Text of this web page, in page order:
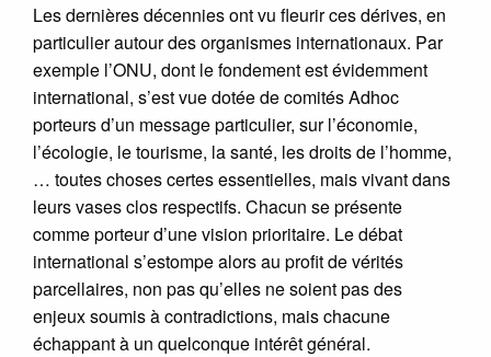
Les dernières décennies ont vu fleurir ces dérives, en
particulier autour des organismes internationaux. Par
exemple l’ONU, dont le fondement est évidemment
international, s’est vue dotée de comités Adhoc
porteurs d’un message particulier, sur l’économie,
l’écologie, le tourisme, la santé, les droits de l’homme,
… toutes choses certes essentielles, mais vivant dans
leurs vases clos respectifs. Chacun se présente
comme porteur d’une vision prioritaire. Le débat
international s’estompe alors au profit de vérités
parcellaires, non pas qu’elles ne soient pas des
enjeux soumis à contradictions, mais chacune
échappant à un quelconque intérêt général.